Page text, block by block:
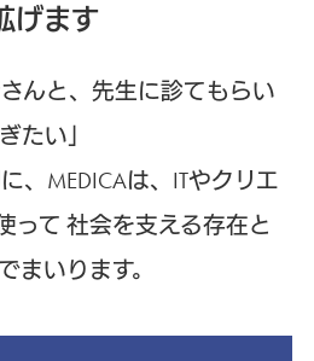
げます
んと、先生に診てもらい
たい」
、MEDICAは、ITやクリエ
って 社会を支える存在と
まいります。